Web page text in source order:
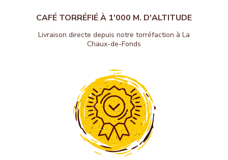
CAFÉ TORRÉFIÉ À 1'000 M. D'ALTITUDE
Livraison directe depuis notre torréfaction à La
Chaux-de-Fonds